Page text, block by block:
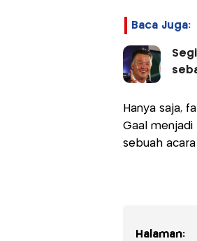
Baca Juga:
Hanya saja,
Gaal
sebuah acara
Halaman: